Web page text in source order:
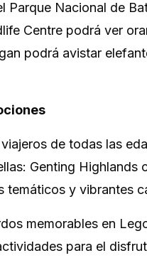
Parque Nacional de
Centre podrá ver
podrá avistar
de todas las
Genting
temáticos y vibrantes
memorables en
para el